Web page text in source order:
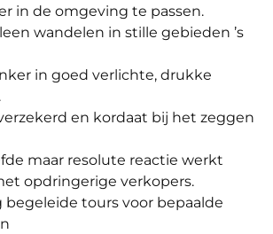
in de omgeving te passen.
wandelen in stille gebieden ’s
in goed verlichte, drukke
en kordaat bij het zeggen
maar resolute reactie werkt
opdringerige verkopers.
begeleide tours voor bepaalde